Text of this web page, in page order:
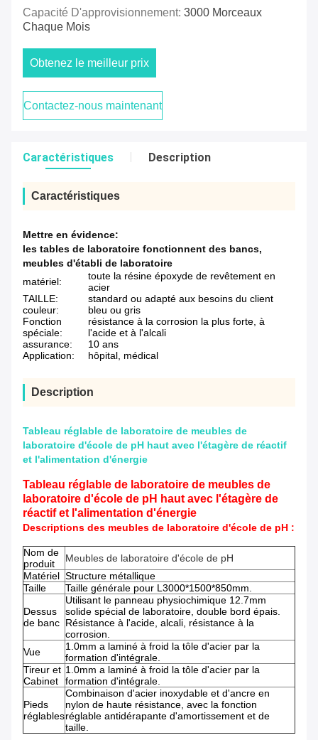
Capacité D'approvisionnement: 3000 Morceaux
Chaque Mois
Obtenez le meilleur prix
Contactez-nous maintenant
Caractéristiques Description
Caractéristiques
Mettre en évidence:
les tables de laboratoire fonctionnent des bancs,
meubles d'établi de laboratoire
matériel:
toute la résine époxyde de revêtement en
acier
TAILLE:
standard ou adapté aux besoins du client
couleur:
bleu ou gris
Fonction
spéciale:
résistance à la corrosion la plus forte, à
l'acide et à l'alcali
assurance:
10 ans
Application:
hôpital, médical
Description
Tableau réglable de laboratoire de meubles de
laboratoire d'école de pH haut avec l'étagère de réactif
et l'alimentation d'énergie
Tableau réglable de laboratoire de meubles de
laboratoire d'école de pH haut avec l'étagère de
réactif et l'alimentation d'énergie
Descriptions des meubles de laboratoire d'école de pH :
Nom de
produit
Meubles de laboratoire d'école de pH
Matériel Structure métallique
Taille
Taille générale pour L3000*1500*850mm.
Dessus
de banc
Utilisant le panneau physiochimique 12.7mm
solide spécial de laboratoire, double bord épais.
Résistance à l'acide, alcali, résistance à la
corrosion.
Vue
1.0mm a laminé à froid la tôle d'acier par la
formation d'intégrale.
Tireur et
Cabinet
1.0mm a laminé à froid la tôle d'acier par la
formation d'intégrale.
Pieds
réglables
Combinaison d'acier inoxydable et d'ancre en
nylon de haute résistance, avec la fonction
réglable antidérapante d'amortissement et de
taille.